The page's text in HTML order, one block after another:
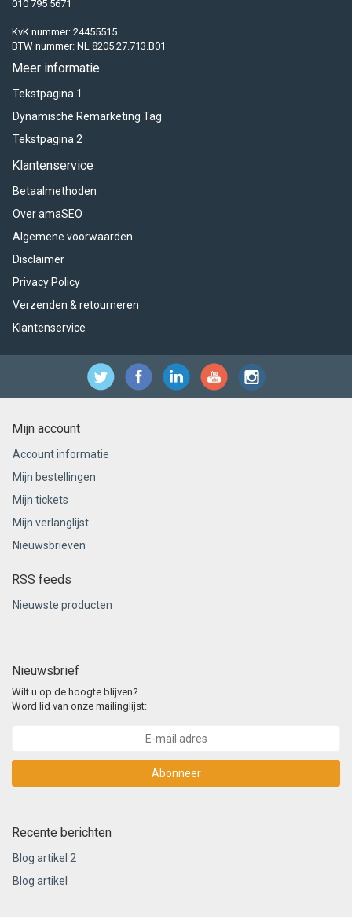
010 795 5671
KvK nummer: 24455515
BTW nummer: NL 8205.27.713.B01
Meer informatie
Tekstpagina 1
Dynamische Remarketing Tag
Tekstpagina 2
Klantenservice
Betaalmethoden
Over amaSEO
Algemene voorwaarden
Disclaimer
Privacy Policy
Verzenden & retourneren
Klantenservice
Mijn account
Account informatie
Mijn bestellingen
Mijn tickets
Mijn verlanglijst
Nieuwsbrieven
RSS feeds
Nieuwste producten
Nieuwsbrief
Wilt u op de hoogte blijven?
Word lid van onze mailinglijst:
Abonneer
Recente berichten
Blog artikel 2
Blog artikel